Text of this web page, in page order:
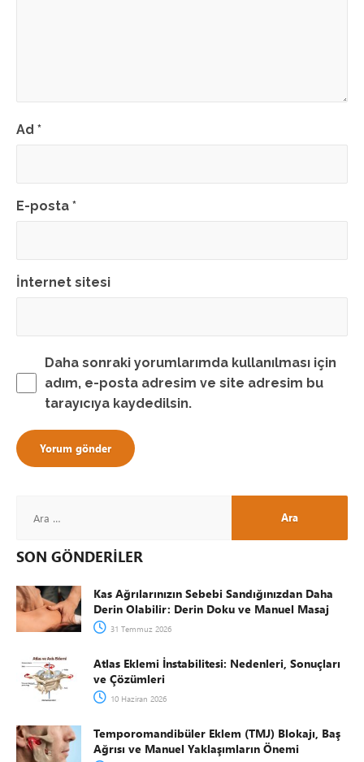
Ad *
E-posta *
İnternet sitesi
Daha sonraki yorumlarımda kullanılması için
adım, e-posta adresim ve site adresim bu
tarayıcıya kaydedilsin.
SON GÖNDERİLER
Kas Ağrılarınızın Sebebi Sandığınızdan Daha
Derin Olabilir: Derin Doku ve Manuel Masaj
31 Temmuz 2026
Atlas Eklemi İnstabilitesi: Nedenleri, Sonuçları
ve Çözümleri
10 Haziran 2026
Temporomandibüler Eklem (TMJ) Blokajı, Baş
Ağrısı ve Manuel Yaklaşımların Önemi